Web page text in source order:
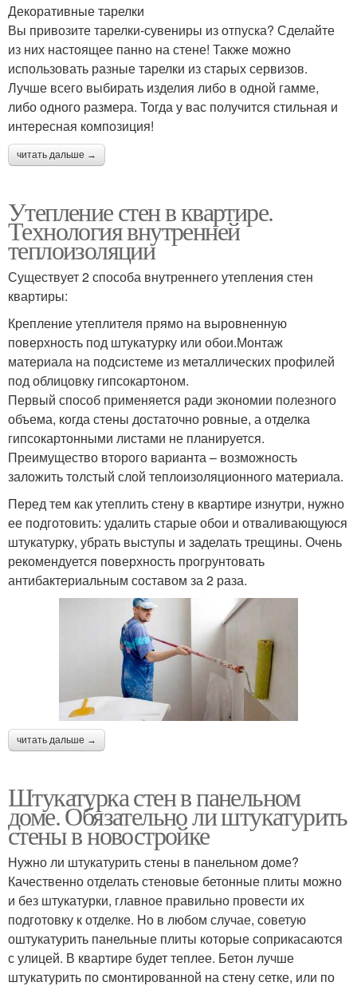
Декоративные тарелки
Вы привозите тарелки-сувениры из отпуска? Сделайте
из них настоящее панно на стене! Также можно
использовать разные тарелки из старых сервизов.
Лучше всего выбирать изделия либо в одной гамме,
либо одного размера. Тогда у вас получится стильная и
интересная композиция!
читать дальше →
Утепление стен в квартире.
Технология внутренней
теплоизоляции
Существует 2 способа внутреннего утепления стен
квартиры:
Крепление утеплителя прямо на выровненную
поверхность под штукатурку или обои.Монтаж
материала на подсистеме из металлических профилей
под облицовку гипсокартоном.
Первый способ применяется ради экономии полезного
объема, когда стены достаточно ровные, а отделка
гипсокартонными листами не планируется.
Преимущество второго варианта – возможность
заложить толстый слой теплоизоляционного материала.
Перед тем как утеплить стену в квартире изнутри, нужно
ее подготовить: удалить старые обои и отваливающуюся
штукатурку, убрать выступы и заделать трещины. Очень
рекомендуется поверхность прогрунтовать
антибактериальным составом за 2 раза.
читать дальше →
Штукатурка стен в панельном
доме. Обязательно ли штукатурить
стены в новостройке
Нужно ли штукатурить стены в панельном доме?
Качественно отделать стеновые бетонные плиты можно
и без штукатурки, главное правильно провести их
подготовку к отделке. Но в любом случае, советую
оштукатурить панельные плиты которые соприкасаются
с улицей. В квартире будет теплее. Бетон лучше
штукатурить по смонтированной на стену сетке, или по